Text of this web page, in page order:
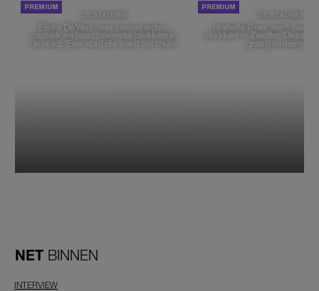
DE STAD VAN
Elske DeWall over Leeuwarden,
muziek en haar favoriete plekken in
de stad: 'Een stad die voelt als thuis'
DE STAD VAN
Isabelle Boer deelt haar
plekken in Zwolle: 'Deze
graag verborgen'
NET BINNEN
INTERVIEW